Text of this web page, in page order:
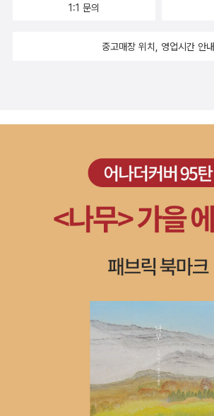
1:1 문의
중고매장 위치, 영업시간 안내